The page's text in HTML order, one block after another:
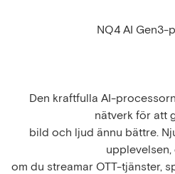
NQ4 AI Gen3-
Den kraftfulla AI-
nätverk för att
bild och ljud ännu bättre.
upplevelsen,
om du streamar OTT-tjänster,